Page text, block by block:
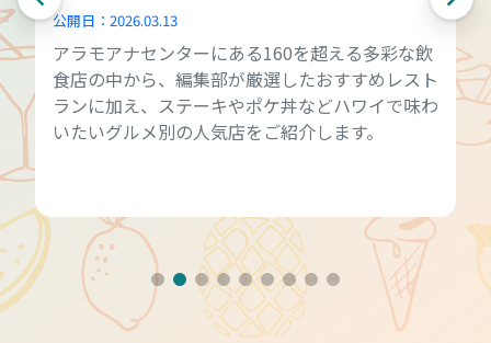
公開日： 2026.03.13
アラモアナセンターにある160を超える多彩な飲
食店の中から、編集部が厳選したおすすめレスト
ランに加え、ステーキやポケ丼などハワイで味わ
いたいグルメ別の人気店をご紹介します。